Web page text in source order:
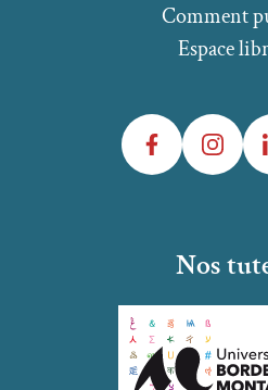
Comment
Espace
FacebookInstagram
Nos